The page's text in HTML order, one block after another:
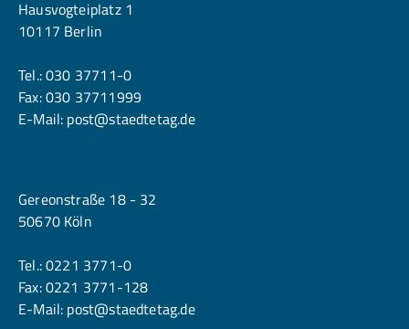
Hausvogteiplatz 1
10117 Berlin
Tel.:030 37711-0
Fax: 030 37711999
E-Mail: post@staedtetag.de
Gereonstraße 18 - 32
50670 Köln
Tel.:0221 3771-0
Fax: 0221 3771-128
E-Mail: post@staedtetag.de